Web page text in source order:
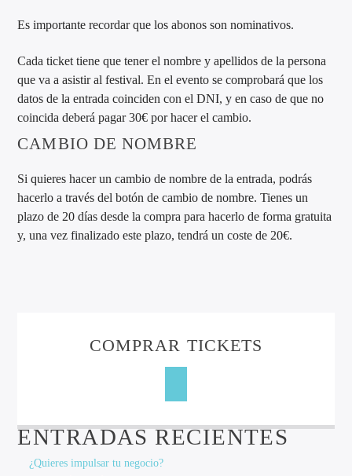
Es importante recordar que los abonos son nominativos.
Cada ticket tiene que tener el nombre y apellidos de la persona
que va a asistir al festival. En el evento se comprobará que los
datos de la entrada coinciden con el DNI, y en caso de que no
coincida deberá pagar 30€ por hacer el cambio.
CAMBIO DE NOMBRE
Si quieres hacer un cambio de nombre de la entrada, podrás
hacerlo a través del botón de cambio de nombre. Tienes un
plazo de 20 días desde la compra para hacerlo de forma gratuita
y, una vez finalizado este plazo, tendrá un coste de 20€.
COMPRAR TICKETS
ENTRADAS RECIENTES
¿Quieres impulsar tu negocio?